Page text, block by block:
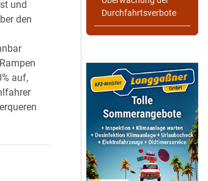
und
den
auf,
Durchfahrtsverbote